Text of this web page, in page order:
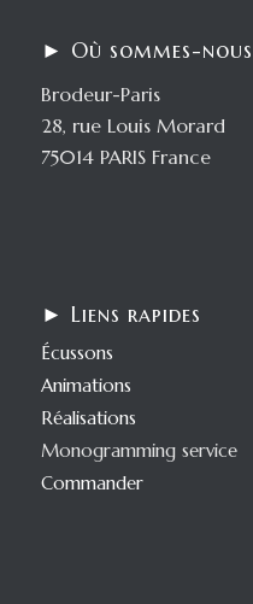
► Où sommes-nous
Brodeur-Paris
28, rue Louis Morard
75014 PARIS France
► Liens rapides
Écussons
Animations
Réalisations
Monogramming service
Commander